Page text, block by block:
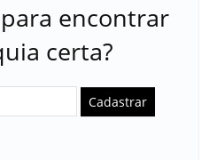
encontrar
certa?
Cadastrar